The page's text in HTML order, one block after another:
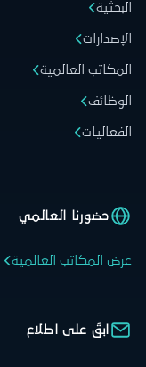
البحثية
الإصدارات
المكاتب العالمية
الوظائف
الفعاليات
حضورنا العالمي
عرض المكاتب العالمية
ابقَ على اطلاع